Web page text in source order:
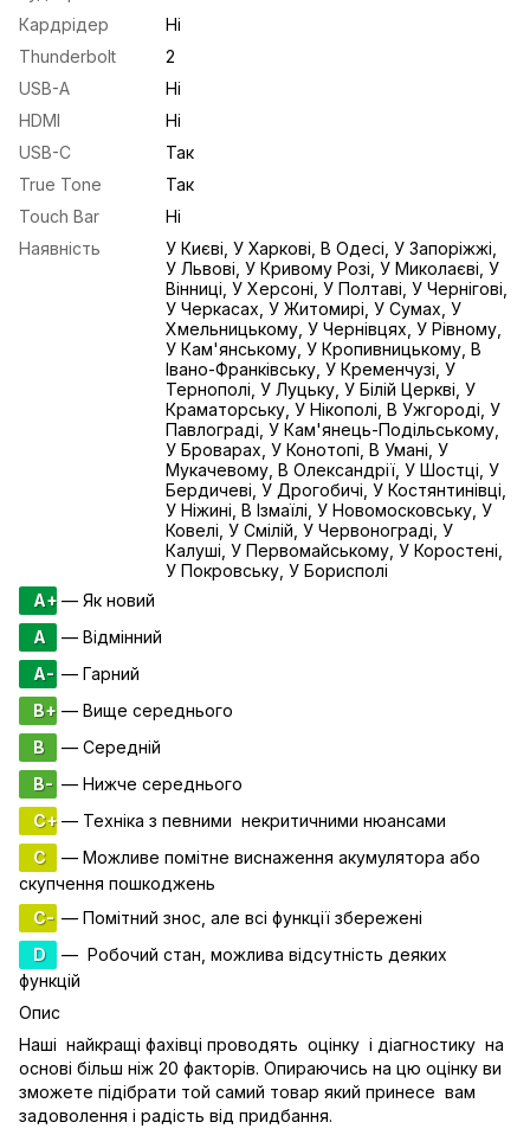
Кардрідер
Ні
Thunderbolt
2
USB-A
Ні
HDMI
Ні
USB-С
Так
True Tone
Так
Touch Bar
Ні
Наявність
У Києві, У Харкові, В Одесі, У Запоріжжі,
У Львові, У Кривому Розі, У Миколаєві, У
Вінниці, У Херсоні, У Полтаві, У Чернігові,
У Черкасах, У Житомирі, У Сумах, У
Хмельницькому, У Чернівцях, У Рівному,
У Кам'янському, У Кропивницькому, В
Івано-Франківську, У Кременчузі, У
Тернополі, У Луцьку, У Білій Церкві, У
Краматорську, У Нікополі, В Ужгороді, У
Павлограді, У Кам'янець-Подільському,
У Броварах, У Конотопі, В Умані, У
Мукачевому, В Олександрії, У Шостці, У
Бердичеві, У Дрогобичі, У Костянтинівці,
У Ніжині, В Ізмаїлі, У Новомосковську, У
Ковелі, У Смілій, У Червонограді, У
Калуші, У Первомайському, У Коростені,
У Покровську, У Борисполі
A+— Як новий
A
— Відмінний
A- — Гарний
B+ — Вище середнього
B
— Середній
B- — Нижче середнього
C+— Техніка з певними некритичними нюансами
C
— Можливе помітне виснаження акумулятора або
скупчення пошкоджень
C- — Помітний знос, але всі функції збережені
D
— Робочий стан, можлива відсутність деяких
функцій
Опис
Наші найкращі фахівці проводять оцінку і діагностику на
основі більш ніж 20 факторів. Опираючись на цю оцінку ви
зможете підібрати той самий товар який принесе вам
задоволення і радість від придбання.